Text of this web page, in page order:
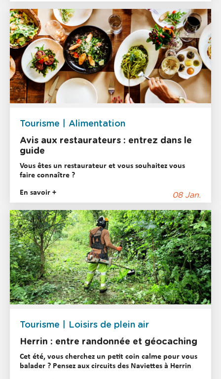
Tourisme
Alimentation
Avis aux restaurateurs : entrez dans le
guide
Vous êtes un restaurateur et vous souhaitez vous
faire connaître ?
En savoir + 08 Jan.
Tourisme
Loisirs de plein air
Herrin : entre randonnée et géocaching
Cet été, vous cherchez un petit coin calme pour vous
balader ? Pensez aux circuits des Naviettes à Herrin